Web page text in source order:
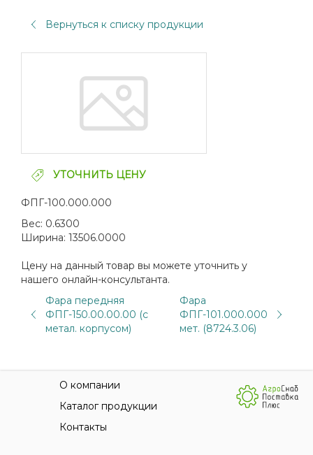
Вернуться к списку продукции
УТОЧНИТЬ ЦЕНУ
ФПГ-100.000.000
Вес: 0.6300
Ширина: 13506.0000
Цену на данный товар вы можете уточнить у
нашего онлайн-консультанта.
Фара передняя
ФПГ-150.00.00.00 (с
метал. корпусом)
Фара
ФПГ-101.000.000
мет. (8724.3.06)
О компании
Каталог продукции
Контакты